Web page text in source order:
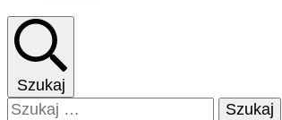
Szukaj
Szukaj: